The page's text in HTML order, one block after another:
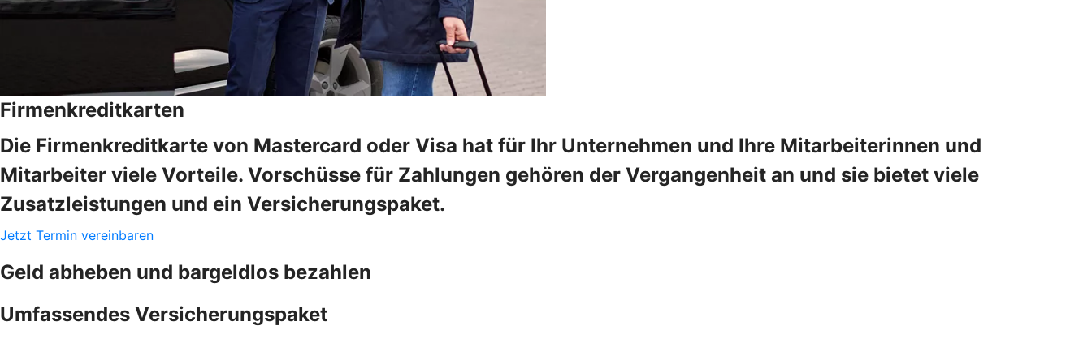
Firmenkreditkarten
Die Firmenkreditkarte von Mastercard oder Visa hat für Ihr Unternehmen und Ihre Mitarbeiterinnen und
Mitarbeiter viele Vorteile. Vorschüsse für Zahlungen gehören der Vergangenheit an und sie bietet viele
Zusatzleistungen und ein Versicherungspaket.
Jetzt Termin vereinbaren
Geld abheben und bargeldlos bezahlen
Umfassendes Versicherungspaket